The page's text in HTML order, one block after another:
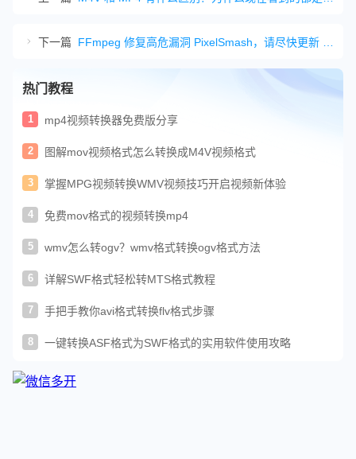
下一篇
热门教程
1 mp4视频转换器免费版分享
2 图解mov视频格式怎么转换成M4V视频格式
3 掌握MPG视频转换WMV视频技巧开启视频新体验
4 免费mov格式的视频转换mp4
5 wmv怎么转ogv？wmv格式转换ogv格式方法
6 详解SWF格式轻松转MTS格式教程
7 手把手教你avi格式转换flv格式步骤
8 一键转换ASF格式为SWF格式的实用软件使用攻略